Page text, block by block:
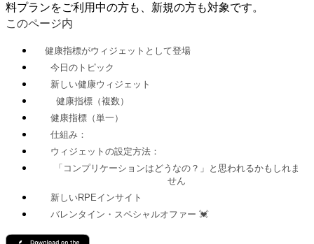
料プランをご利用中の方も、新規の方も対象です。
このページ内
健康指標がウィジェットとして登場
今日のトピック
新しい健康ウィジェット
健康指標（複数）
健康指標（単一）
仕組み：
ウィジェットの設定方法：
「コンプリケーションはどうなの？」と思われるかもしれま
せん
新しいRPEインサイト
バレンタイン・スペシャルオファー 💓